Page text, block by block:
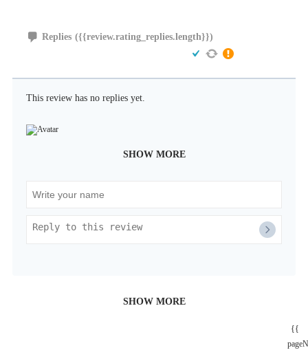
Replies ({{review.rating_replies.length}})
This review has no replies yet.
SHOW MORE
SHOW MORE
{{